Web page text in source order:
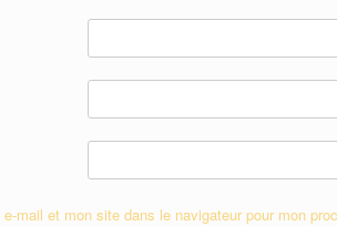
mail et mon site dans le navigateur pour mon